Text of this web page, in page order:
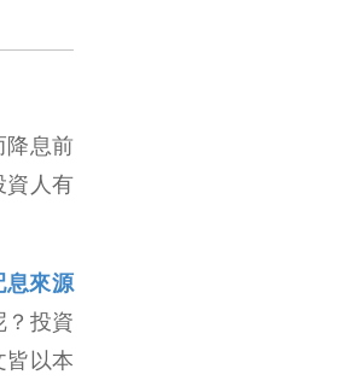
降息前
資人有
息來源
？投資
皆以本